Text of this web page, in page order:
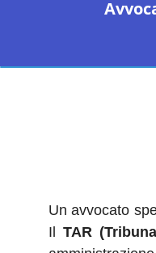
Un avvocato
IlTAR